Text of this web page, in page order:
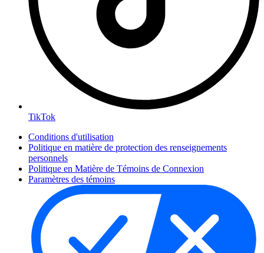
TikTok
Conditions d'utilisation
Politique en matière de protection des renseignements
personnels
Politique en Matière de Témoins de Connexion
Paramètres des témoins